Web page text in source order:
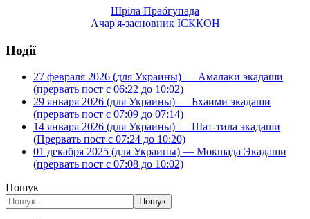
Шріла Прабгупада
Ачар'я-засновник ІСККОН
Події
27 февраля 2026 (для Украины) — Амалаки экадаши
(прервать пост с 06:22 до 10:02)
29 января 2026 (для Украины) — Бхаими экадаши
(прервать пост с 07:09 до 07:14)
14 января 2026 (для Украины) — Шат-тила экадаши
(Прервать пост с 07:24 до 10:20)
01 декабря 2025 (для Украины) — Мокшада Экадаши
(прервать пост с 07:08 до 10:02)
Пошук
Пошук